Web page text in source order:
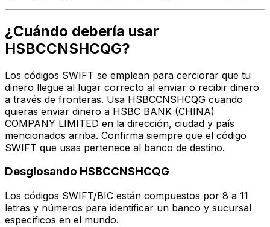
¿Cuándo debería usar
HSBCCNSHCQG?
Los códigos SWIFT se emplean para cerciorar que tu
dinero llegue al lugar correcto al enviar o recibir dinero
a través de fronteras. Usa HSBCCNSHCQG cuando
quieras enviar dinero a HSBC BANK (CHINA)
COMPANY LIMITED en la dirección, ciudad y país
mencionados arriba. Confirma siempre que el código
SWIFT que usas pertenece al banco de destino.
Desglosando HSBCCNSHCQG
Los códigos SWIFT/BIC están compuestos por 8 a 11
letras y números para identificar un banco y sucursal
específicos en el mundo.